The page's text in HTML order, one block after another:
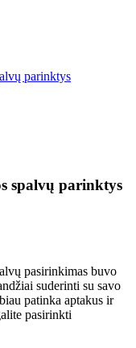
parinktys
spalvų parinktys
pasirinkimas buvo
suderinti su savo
patinka aptakus ir
pasirinkti